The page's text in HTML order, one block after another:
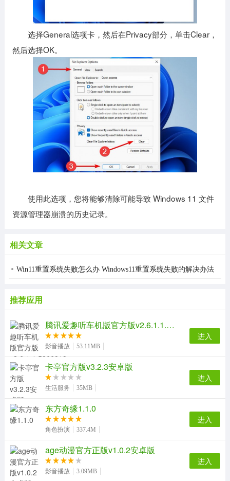
选择General选项卡，然后在Privacy部分，单击Clear，
然后选择OK。
使用此选项，您将能够清除可能导致 Windows 11 文件
资源管理器崩溃的历史记录。
相关文章
Win11重置系统失败怎么办 Windows11重置系统失败的解决办法
推荐应用
腾讯爱趣听车机版官方版v2.6.1.1.5866819安卓版
影音播放 53.11MB
进入
卡亭官方版v3.2.3安卓版
生活服务 35MB
进入
东方奇缘1.1.0
角色扮演 337.4M
进入
age动漫官方正版v1.0.2安卓版
影音播放 3.09MB
进入